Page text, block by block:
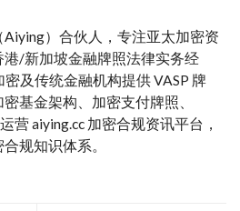
Aiying）合伙人，专注亚太加密资
港/新加坡金融牌照法律实务经
及传统金融机构提供 VASP 牌
基金架构、加密支付牌照、
营 aiying.cc 加密合规资讯平台，
规知识体系。